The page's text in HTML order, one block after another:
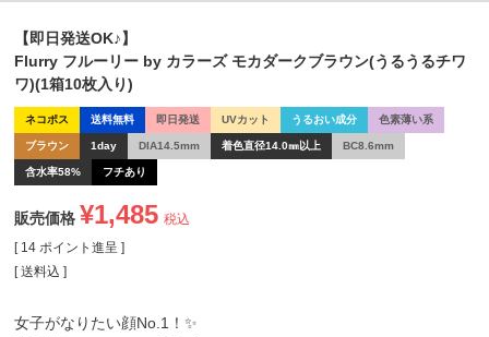
【即日発送OK♪】
Flurry フルーリー by カラーズ モカダークブラウン(うるうるチワ
ワ)(1箱10枚入り)
ネコポス 送料無料 即日発送 UVカット うるおい成分 色素薄い系
ブラウン 1day DIA14.5mm 着色直径14.0㎜以上 BC8.6mm
含水率58% フチあり
販売価格 ¥1,485 税込
[ 14 ポイント進呈 ]
送料込
女子がなりたい顔No.1！✨